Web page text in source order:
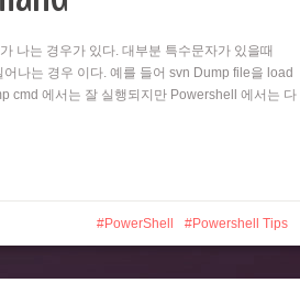
나는 경우가 있다. 대부분 특수문자가 있을때
나는 경우 이다. 예를 들어 svn Dump file을 load
cmd 에서는 잘 실행되지만 Powershell 에서는 다
PowerShell Powershell Tips